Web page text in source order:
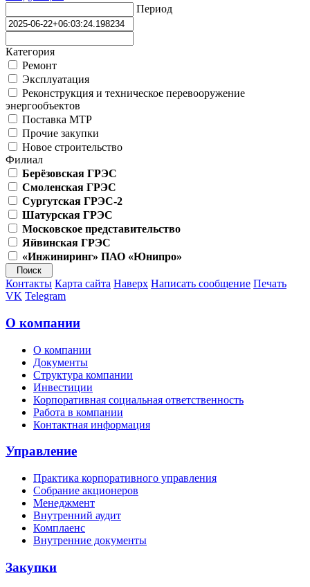
Период
Категория
Ремонт
Эксплуатация
Реконструкция и техническое перевооружение
энергообъектов
Поставка МТР
Прочие закупки
Новое строительство
Филиал
Берёзовская ГРЭС
Смоленская ГРЭС
Сургутская ГРЭС-2
Шатурская ГРЭС
Московское представительство
Яйвинская ГРЭС
«Инжиниринг» ПАО «Юнипро»
Контакты Карта сайта Наверх Написать сообщение Печать
VK Telegram
О компании
О компании
Документы
Структура компании
Инвестиции
Корпоративная социальная ответственность
Работа в компании
Контактная информация
Управление
Практика корпоративного управления
Собрание акционеров
Менеджмент
Внутренний аудит
Комплаенс
Внутренние документы
Закупки